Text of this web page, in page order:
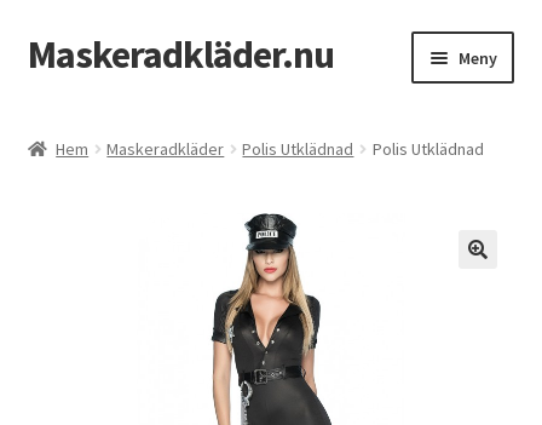
Hoppa
till
Hoppa
till
Maskeradkläder.nu Meny
Hem Maskeradkläder Polis Utklädnad Polis Utklädnad